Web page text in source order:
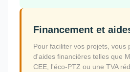
Financement et
Pour faciliter vos projets, vous
d'aides financières telles que
CEE, l'éco-PTZ ou une TVA